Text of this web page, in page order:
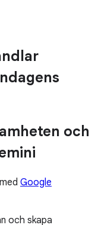
och
Google
och skapa